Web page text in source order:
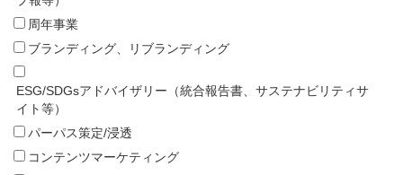
周年事業
ブランディング、リブランディング
ESG/SDGsアドバイザリー（統合報告書、サステナビリティサ
イト等）
パーパス策定/浸透
コンテンツマーケティング